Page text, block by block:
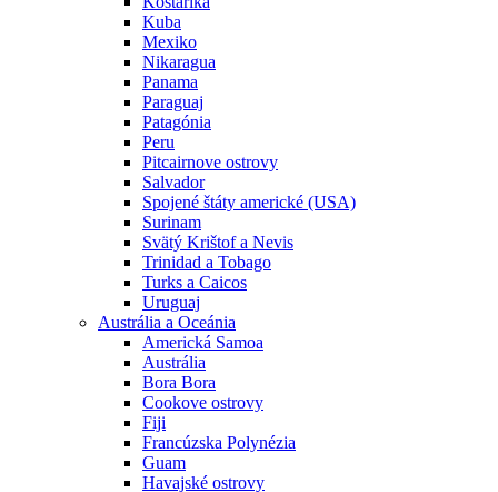
Kuba
Mexiko
Nikaragua
Panama
Paraguaj
Patagónia
Peru
Pitcairnove ostrovy
Salvador
Spojené štáty americké (USA)
Surinam
Svätý Krištof a Nevis
Trinidad a Tobago
Turks a Caicos
Uruguaj
Austrália a Oceánia
Americká Samoa
Austrália
Bora Bora
Cookove ostrovy
Fiji
Francúzska Polynézia
Guam
Havajské ostrovy